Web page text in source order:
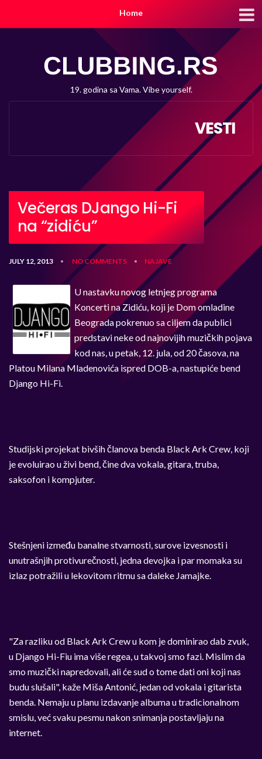
Home
19. godina sa Vama. Vibe yourself.
VESTI
Večeras DJango Hi-Fi
na “zidiću”
JULY 12, 2013 • NO COMMENTS • NAJAVE
U nastavku novog letnjeg programa
Koncerti na Zidiću, koji je Dom omladine
Beograda pokrenuo sa ciljem da publici
predstavi neke od najnovijih muzičkih pojava
kod nas, u petak, 12. jula, od 20 časova, na
Platou Milana Mladenovića ispred DOB-a, nastupiće bend
Django Hi-Fi.
Studijski projekat bivših članova benda Black Ark Crew, koji
je evoluirao u živi bend, čine dva vokala, gitara, truba,
saksofon i kompjuter.
Stešnjeni između banalne stvarnosti, surove izvesnosti i
unutrašnjih protivurečnosti, jedna devojka i par momaka su
izlaz potražili u lekovitom ritmu sa daleke Jamajke.
"Za razliku od Black Ark Crew u kom je dominirao dab zvuk,
u Django Hi-Fiu ima više regea, u takvoj smo fazi. Mislim da
smo muzički napredovali, ali će sud o tome dati oni koji nas
budu slušali", kaže Miša Antonić, jedan od vokala i gitarista
benda. Nemaju u planu izdavanje albuma u tradicionalnom
smislu, već svaku pesmu nakon snimanja postavljaju na
internet.